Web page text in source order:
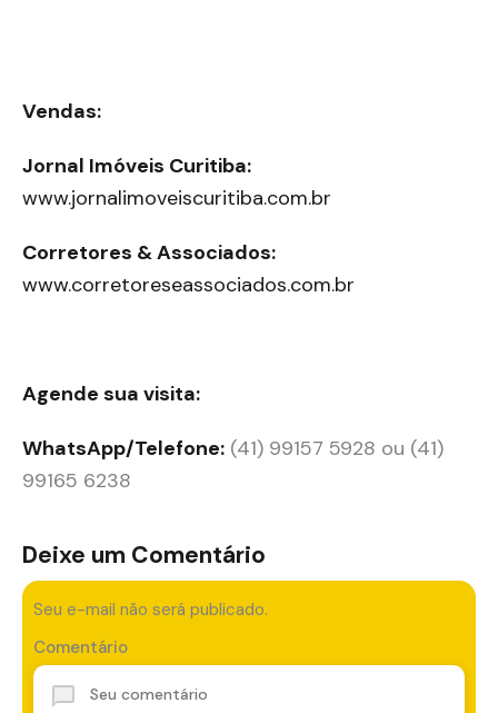
Vendas:
Jornal Imóveis Curitiba:
www.jornalimoveiscuritiba.com.br
Corretores & Associados:
www.corretoreseassociados.com.br
Agende sua visita:
WhatsApp/Telefone: (41) 99157 5928 ou (41)
99165 6238
Deixe um Comentário
Seu e-mail não será publicado.
Comentário